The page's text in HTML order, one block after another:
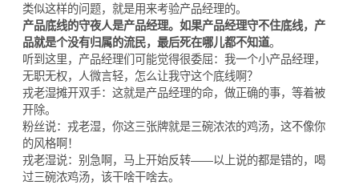
类似这样的问题，就是用来考验产品经理的。
产品底线的守夜人是产品经理。如果产品经理守不住底线，产
品就是个没有归属的流民，最后死在哪儿都不知道。
听到这里，产品经理们可能觉得很委屈：我一个小产品经理，
无职无权，人微言轻，怎么让我守这个底线啊？
戎老湿摊开双手：这就是产品经理的命，做正确的事，等着被
开除。
粉丝说：戎老湿，你这三张牌就是三碗浓浓的鸡汤，这不像你
的风格啊！
戎老湿说：别急啊，马上开始反转——以上说的都是错的，喝
过三碗浓鸡汤，该干啥干啥去。